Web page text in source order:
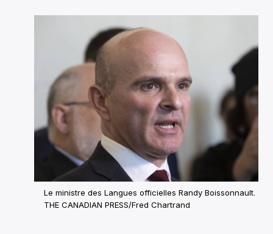
Le ministre des Langues officielles Randy Boissonnault.
THE CANADIAN PRESS/Fred Chartrand